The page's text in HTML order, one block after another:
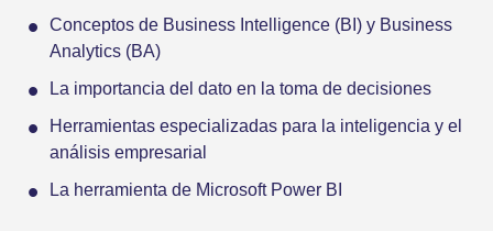
Conceptos de Business Intelligence (BI) y Business
Analytics (BA)
La importancia del dato en la toma de decisiones
Herramientas especializadas para la inteligencia y el
análisis empresarial
La herramienta de Microsoft Power BI